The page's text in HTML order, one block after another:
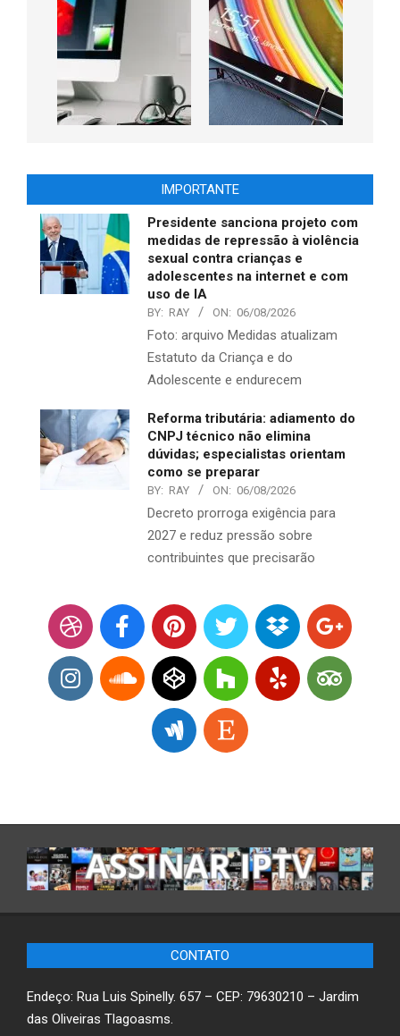
IMPORTANTE
Presidente sanciona projeto com
medidas de repressão à violência
sexual contra crianças e
adolescentes na internet e com
uso de IA
BY: RAY ON: 06/08/2026
Foto: arquivo Medidas atualizam
Estatuto da Criança e do
Adolescente e endurecem
Reforma tributária: adiamento do
CNPJ técnico não elimina
dúvidas; especialistas orientam
como se preparar
BY: RAY ON: 06/08/2026
Decreto prorroga exigência para
2027 e reduz pressão sobre
contribuintes que precisarão
CONTATO
Endeço: Rua Luis Spinelly. 657 – CEP: 79630210 – Jardim
das Oliveiras Tlagoasms.